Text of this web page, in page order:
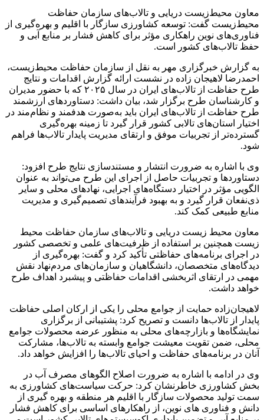
معاون محیط‌زیست دریایی و تالاب‌های سازمان حفاظت
محیط‌زیست گفت: توسعه کشاورزی سازگار با اقلیم و بهره‌گیری از
فناوری‌های نوین راهکاری مؤثر برای کاهش فشار بر منابع آبی و
حفظ تالاب‌های کشور است.
به گزارش خبرگزاری مهر به نقل از سازمان حفاظت محیط‌زیست،
احمدرضا لاهیجان زاده در نشست ارائه گزارش اقدامات و نتایج
طرح حفاظت از تالاب‌های ایران در سال ۲۰۲۵ که با حضور مدیران
و کارشناسان طرح برگزار شد، بیان داشت: دستاوردهای ارزشمند
طرح حفاظت از تالاب‌های ایران باید به‌صورت هدفمند و نظام‌مند در
اختیار استان‌های تالابی کشور قرار گیرد تا زمینه بهره‌گیری
گسترده‌تر از تجربیات موفق و ارتقای مدیریت پایدار تالاب‌ها فراهم
شود.
وی با اشاره به ضرورت انتشار و مستندسازی نتایج طرح افزود:
دستاوردها و تجربیات حاصل از اجرای این طرح می‌تواند به عنوان
الگویی مؤثر در اختیار دستگاه‌های اجرایی، نهادهای محلی و سایر
ذی‌نفعان قرار گیرد و به بهبود فرآیندهای تصمیم‌گیری و مدیریت
منابع طبیعی کمک کند.
معاون محیط زیست دریایی و تالاب‌های سازمان حفاظت محیط
زیست همچنین بر استفاده از ظرفیت‌های علمی و تخصصی کشور
در اجرای برنامه‌های حفاظتی تأکید کرد و گفت: بهره‌گیری از
دیدگاه‌های متخصصان، دانشگاهیان و سازمان‌های مردم‌نهاد نقش
مهمی در ارتقای اثربخشی اقدامات حفاظتی و پیشبرد اهداف طرح
خواهد داشت.
لاهیجان‌زاده حمایت از جوامع محلی را یکی از ارکان اصلی حفاظت
پایدار از تالاب‌ها دانست و تصریح کرد: پشتیبانی از برگزاری
نمایشگاه‌ها و بازارچه‌های محلی به منظور عرضه محصولات جوامع
محلی، ضمن تقویت معیشت جوامع وابسته به تالاب‌ها، مشارکت
آنان در برنامه‌های حفاظت و احیای تالاب‌ها را افزایش خواهد داد.
وی در ادامه با اشاره به ضرورت اصلاح الگوهای مصرف آب در
بخش کشاورزی خاطرنشان کرد: حرکت سیاست‌های کشاورزی به
سمت تولید محصولات سازگار با اقلیم هر منطقه و بهره گیری از
دانش و فناوری های نوین، از راهکارهای اساسی برای کاهش فشار